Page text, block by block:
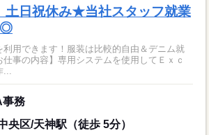
土日祝休み★当社スタッフ就業
用できます！服装は比較的自由＆デニム就
の内容】専用システムを使用してＥｘｃ
...
事務
央区/天神駅（徒歩 5分）